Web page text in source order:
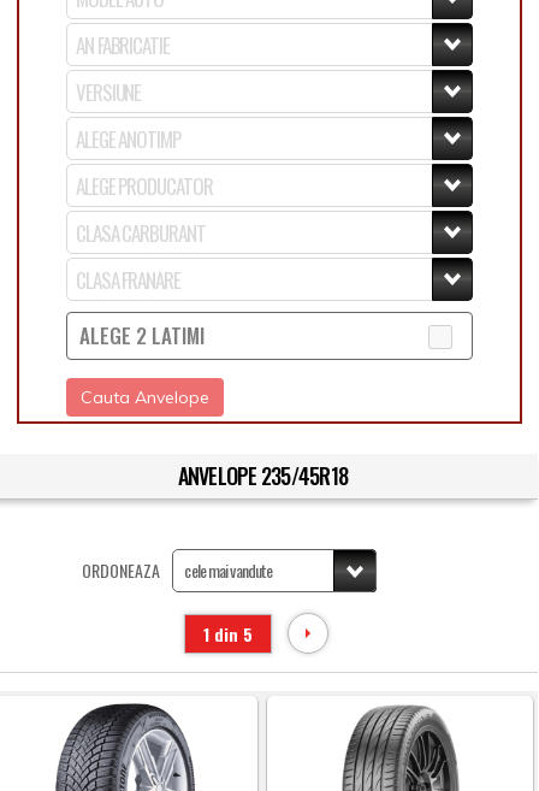
ALEGE 2 LATIMI
Cauta Anvelope
ANVELOPE 235/45R18
ORDONEAZA
1 din 5